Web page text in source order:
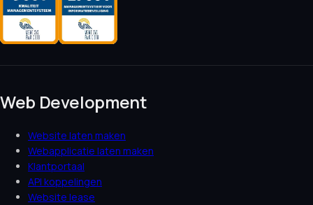
Web Development
Website laten maken
Webapplicatie laten maken
Klantportaal
API koppelingen
Website lease